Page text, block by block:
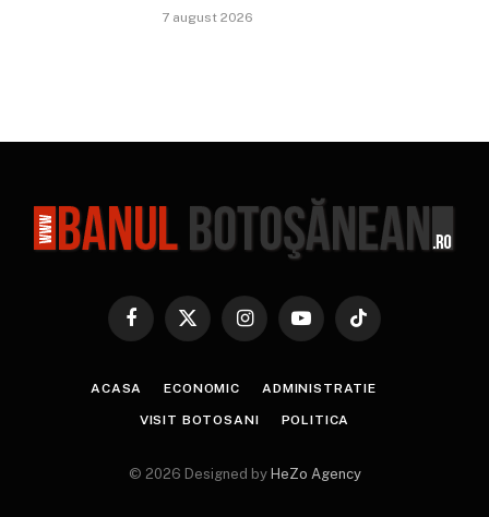
7 august 2026
Facebook
X
InstagramYouTubeTikTok
ACASA ECONOMIC ADMINISTRATIE
VISIT BOTOSANI POLITICA
© 2026 Designed by HeZo Agency